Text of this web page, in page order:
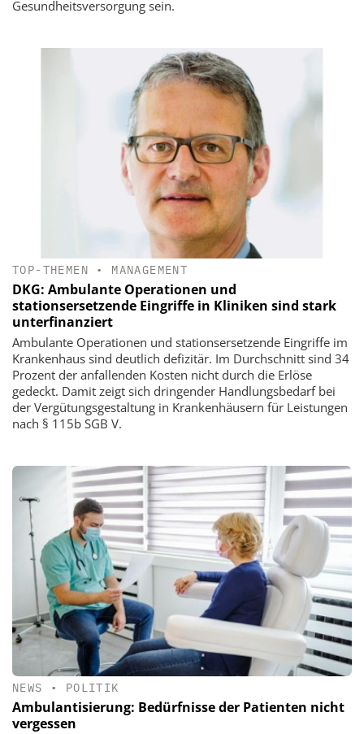
Gesundheitsversorgung sein.
TOP-THEMEN • MANAGEMENT
DKG: Ambulante Operationen und
stationsersetzende Eingriffe in Kliniken sind stark
unterfinanziert
Ambulante Operationen und stationsersetzende Eingriffe im
Krankenhaus sind deutlich defizitär. Im Durchschnitt sind 34
Prozent der anfallenden Kosten nicht durch die Erlöse
gedeckt. Damit zeigt sich dringender Handlungsbedarf bei
der Vergütungsgestaltung in Krankenhäusern für Leistungen
nach § 115b SGB V.
NEWS • POLITIK
Ambulantisierung: Bedürfnisse der Patienten nicht
vergessen